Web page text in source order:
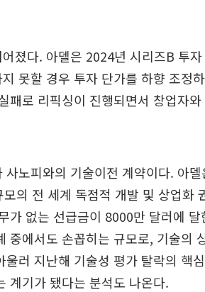
졌다. 아델은 2024년 시리즈B 투
못할 경우 투자 단가를 하향 조정
패로 리픽싱이 진행되면서 창업자
노피와의 기술이전 계약이다. 아
의 전 세계 독점적 개발 및 상업화
가 없는 선급금이 8000만 달러에
중에서도 손꼽히는 규모로, 기술의
러 지난해 기술성 평가 탈락의 핵
계기가 됐다는 분석도 나온다.